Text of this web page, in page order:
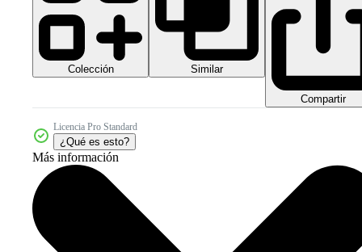
Colección Similar
Compartir
Licencia Pro Standard
¿Qué es esto?
Más información